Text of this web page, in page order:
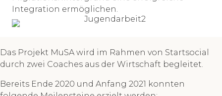
Integration ermöglichen.
Das Projekt MuSA wird im Rahmen von Startsocial
durch zwei Coaches aus der Wirtschaft begleitet.
Bereits Ende 2020 und Anfang 2021 konnten